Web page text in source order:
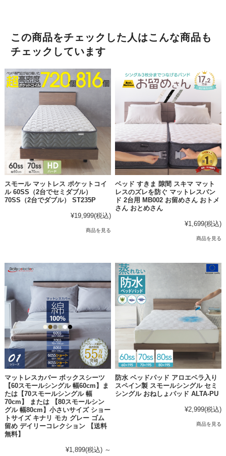
この商品をチェックした人はこんな商品も
チェックしています
スモール マットレス ポケットコイ
ル 60SS（2台でセミダブル）
70SS（2台でダブル） ST235P
¥19,999(税込)
商品を見る
ベッド すきま 隙間 スキマ マット
レスのズレを防ぐ マットレスバン
ド 2台用 MB002 お留めさん おトメ
さん おとめさん
¥1,699(税込)
商品を見る
マットレスカバー ボックスシーツ
【60スモールシングル 幅60cm】ま
たは【70スモールシングル 幅
70cm】 または 【80スモールシン
グル 幅80cm】小さいサイズ ショー
トサイズ キナリ モカ グレー ゴム
留め デイリーコレクション 【送料
無料】
¥1,899(税込) ～
防水 ベッドパッド アロエベラ入り
スペイン製 スモールシングル セミ
シングル おねしょパッド ALTA-PU
¥2,999(税込)
商品を見る